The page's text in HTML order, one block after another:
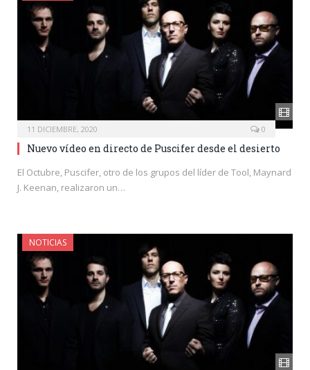
11 DICIEMBRE, 2020 0
Nuevo vídeo en directo de Puscifer desde el desierto
El Octubre, Puscifer, otro de los grupos del líder de Tool, Maynard
J. Keenan, realizaron un…
NOTICIAS